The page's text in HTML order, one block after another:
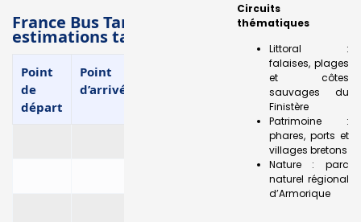
Circuits
thématiques
Littoral :
falaises, plages
et côtes
sauvages du
Finistère
Patrimoine :
phares, ports et
villages bretons
Nature : parc
naturel régional
d’Armorique
France Bus Tarifs — Transferts régionaux
estimations tarifaires)
Point
de
départ
Point
d’arrivée
Itinéraire
Google
Maps
7